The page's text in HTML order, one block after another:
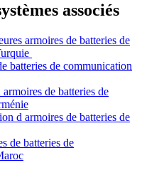
associés
armoires de batteries de
batteries de communication
de batteries de
d armoires de batteries de
de batteries de